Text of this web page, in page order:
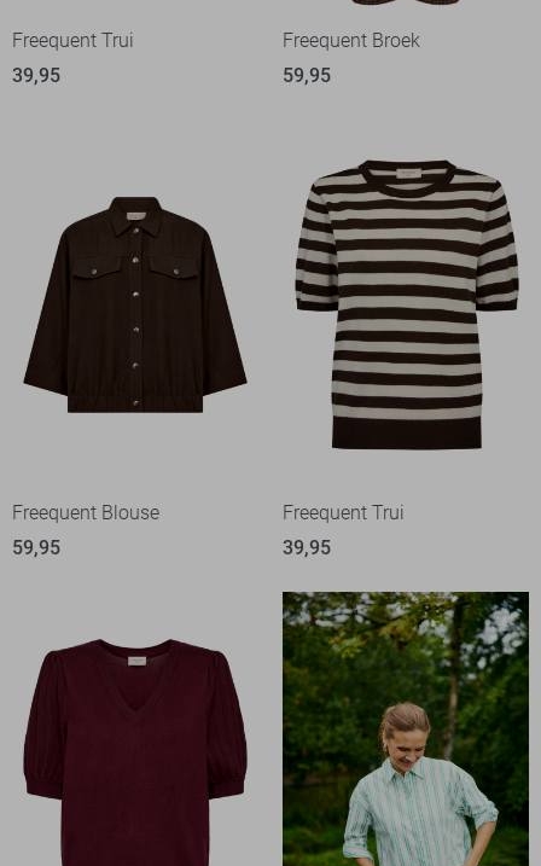
Freequent Trui
39,95
Freequent Broek
59,95
Freequent Blouse
59,95
Freequent Trui
39,95